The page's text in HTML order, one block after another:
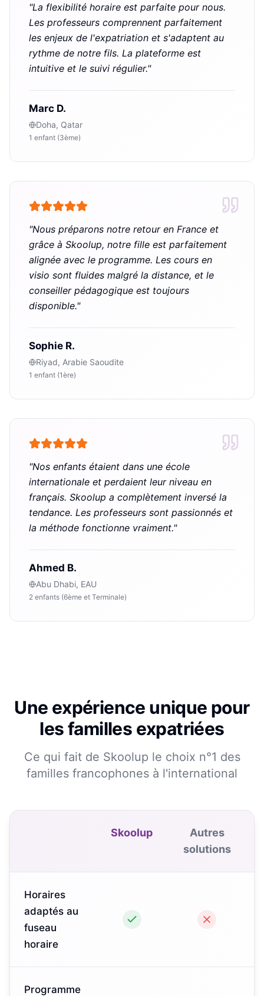
"La flexibilité horaire est parfaite pour nous.
Les professeurs comprennent parfaitement
les enjeux de l'expatriation et s'adaptent au
rythme de notre fils. La plateforme est
intuitive et le suivi régulier."
Marc D.
Doha, Qatar
1 enfant (3ème)
"Nous préparons notre retour en France et
grâce à Skoolup, notre fille est parfaitement
alignée avec le programme. Les cours en
visio sont fluides malgré la distance, et le
conseiller pédagogique est toujours
disponible."
Sophie R.
Riyad, Arabie Saoudite
1 enfant (1ère)
"Nos enfants étaient dans une école
internationale et perdaient leur niveau en
français. Skoolup a complètement inversé la
tendance. Les professeurs sont passionnés et
la méthode fonctionne vraiment."
Ahmed B.
Abu Dhabi, EAU
2 enfants (6ème et Terminale)
Une expérience unique pour
les familles expatriées
Ce qui fait de Skoolup le choix n°1 des
familles francophones à l'international
Skoolup
Autres
solutions
Horaires
adaptés au
fuseau
horaire
Programme